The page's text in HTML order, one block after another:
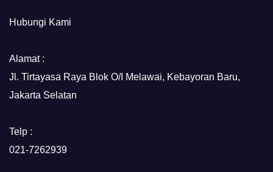
Hubungi Kami
Alamat :
Jl. Tirtayasa Raya Blok O/I Melawai, Kebayoran Baru,
Jakarta Selatan
Telp :
021-7262939